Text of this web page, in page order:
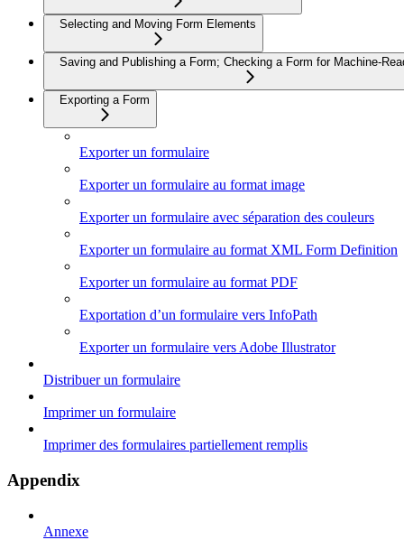
Selecting and Moving Form Elements
Saving and Publishing a Form; Checking a Form for Machine-
Exporting a Form
Exporter un formulaire
Exporter un formulaire au format image
Exporter un formulaire avec séparation des couleurs
Exporter un formulaire au format XML Form Definition
Exporter un formulaire au format PDF
Exportation d’un formulaire vers InfoPath
Exporter un formulaire vers Adobe Illustrator
Distribuer un formulaire
Imprimer un formulaire
Imprimer des formulaires partiellement remplis
Appendix
Annexe